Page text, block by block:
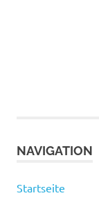
NAVIGATION
Startseite